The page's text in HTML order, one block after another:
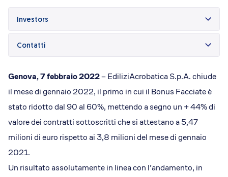
Approfondimenti
News
Investors
Contatti
Genova, 7 febbraio 2022– EdiliziAcrobatica S.p.A. chiude
il mese di gennaio 2022, il primo in cui il Bonus Facciate è
stato ridotto dal 90 al 60%, mettendo a segno un + 44% di
valore dei contratti sottoscritti che si attestano a 5,47
milioni di euro rispetto ai 3,8 milioni del mese di gennaio
2021.
Un risultato assolutamente in linea con l’andamento, in